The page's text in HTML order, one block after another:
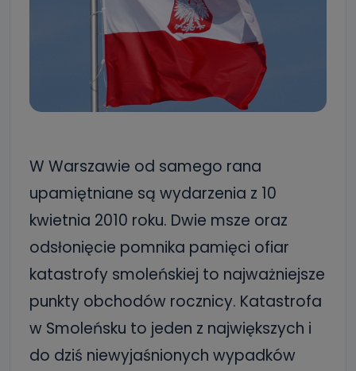
W Warszawie od samego rana
upamiętniane są wydarzenia z 10
kwietnia 2010 roku. Dwie msze oraz
odsłonięcie pomnika pamięci ofiar
katastrofy smoleńskiej to najważniejsze
punkty obchodów rocznicy. Katastrofa
w Smoleńsku to jeden z największych i
do dziś niewyjaśnionych wypadków